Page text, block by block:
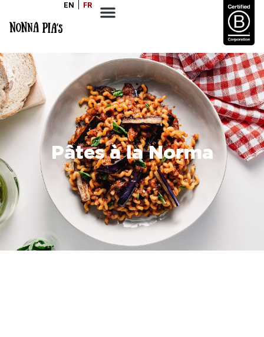
EN FR
Pâtes à la Norma
PORTIONS CUISSON DIFFICULTÉ